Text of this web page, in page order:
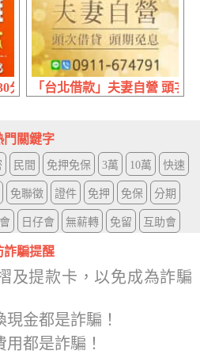
分鐘放款 | 代清借款 息低保密
「台北借款」夫妻自營 頭次
門關鍵字
民間 免押免保 3萬 10萬 快速
免聯徵 證件 免押 免保 分期
日仔會 無薪轉 免留 互助會
詐騙提醒
及提款卡，以免成為詐騙
金都是詐騙！
都是詐騙！